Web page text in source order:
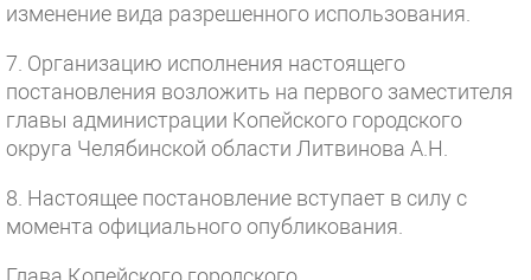
изменение вида разрешенного использования.
7. Организацию исполнения настоящего
постановления возложить на первого заместителя
главы администрации Копейского городского
округа Челябинской области Литвинова А.Н.
8. Настоящее постановление вступает в силу с
момента официального опубликования.